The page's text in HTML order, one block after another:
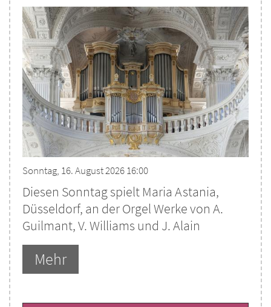
Sonntag, 16. August 2026 16:00
Diesen Sonntag spielt Maria Astania,
Düsseldorf, an der Orgel Werke von A.
Guilmant, V. Williams und J. Alain
Mehr